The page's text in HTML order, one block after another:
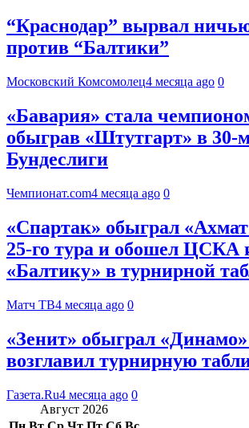
“Краснодар” вырвал
против “Балтики”
Московский Комсомолец4 месяца ago 0
«Бавария» стала
обыграв «Штутгарт» в 30-
Бундеслиги
Чемпионат.com4 месяца ago 0
«Спартак» обыграл
25‑го тура и обошел ЦСКА
«Балтику» в турнирной
Матч ТВ4 месяца ago 0
«Зенит» обыграл
возглавил турнирную
Газета.Ru4 месяца ago 0
Август 2026